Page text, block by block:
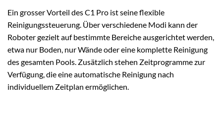
Ein grosser Vorteil des C1 Pro ist seine flexible
Reinigungssteuerung. Über verschiedene Modi kann der
Roboter gezielt auf bestimmte Bereiche ausgerichtet werden,
etwa nur Boden, nur Wände oder eine komplette Reinigung
des gesamten Pools. Zusätzlich stehen Zeitprogramme zur
Verfügung, die eine automatische Reinigung nach
individuellem Zeitplan ermöglichen.